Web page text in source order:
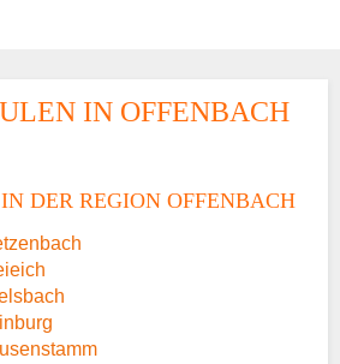
IN OFFENBACH
DER REGION OFFENBACH